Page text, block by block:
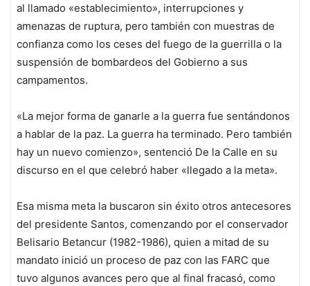
al llamado «establecimiento», interrupciones y
amenazas de ruptura, pero también con muestras de
confianza como los ceses del fuego de la guerrilla o la
suspensión de bombardeos del Gobierno a sus
campamentos.
«La mejor forma de ganarle a la guerra fue sentándonos
a hablar de la paz. La guerra ha terminado. Pero también
hay un nuevo comienzo», sentenció De la Calle en su
discurso en el que celebró haber «llegado a la meta».
Esa misma meta la buscaron sin éxito otros antecesores
del presidente Santos, comenzando por el conservador
Belisario Betancur (1982-1986), quien a mitad de su
mandato inició un proceso de paz con las FARC que
tuvo algunos avances pero que al final fracasó, como